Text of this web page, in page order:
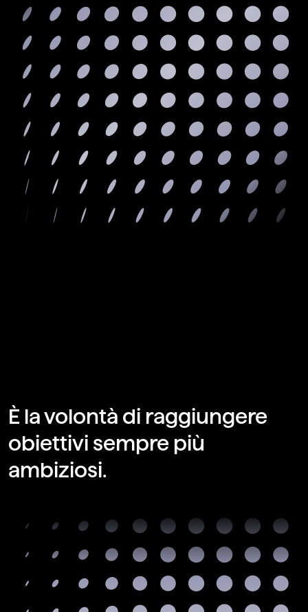
È la volontà di raggiungere
obiettivi sempre più
ambiziosi.